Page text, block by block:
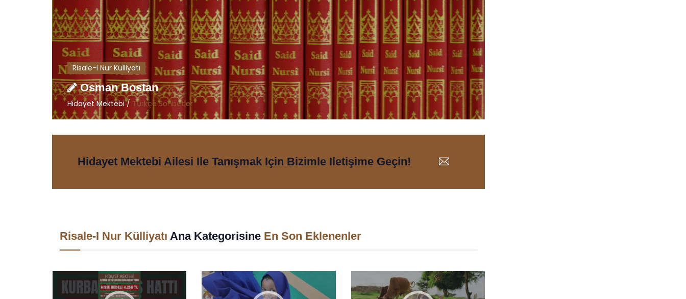
Risale-i Nur Külliyatı
Osman Bostan
Hidayet Mektebi / Türkçe Sohbetler
Hidayet Mektebi Ailesi Ile Tanışmak Için Bizimle Iletişime Geçin!
Risale-I Nur Külliyatı Ana Kategorisine En Son Eklenenler